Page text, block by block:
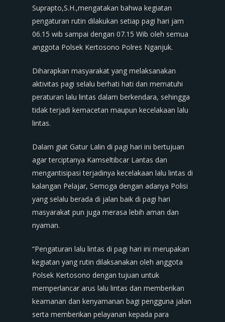
Suprapto,S.H.,mengatakan bahwa kegiatan
pengaturan rutin dilakukan setiap pagi hari jam
06.15 wib sampai dengan 07.15 Wib oleh semua
anggota Polsek Kertosono Polres Nganjuk.
Diharapkan masyarakat yang melaksanakan
aktivitas pagi selalu berhati hati dan mematuhi
peraturan lalu lintas dalam berkendara, sehingga
tidak terjadi kemacetan maupun kecelakaan lalu
lintas.
Dalam giat Gatur Lalin di pagi hari ini bertujuan
agar terciptanya Kamseltibcar Lantas dan
mengantisipasi terjadinya kecelakaan lalu lintas di
kalangan Pelajar, Semoga dengan adanya Polisi
yang selalu berada di jalan baik di pagi hari
masyarakat pun juga merasa lebih aman dan
nyaman.
“Pengaturan lalu lintas di pagi hari ini merupakan
kegiatan yang rutin dilaksanakan oleh anggota
Polsek Kertosono dengan tujuan untuk
memperlancar arus lalu lintas dan memberikan
keamanan dan kenyamanan bagi pengguna jalan
serta memberikan pelayanan kepada para